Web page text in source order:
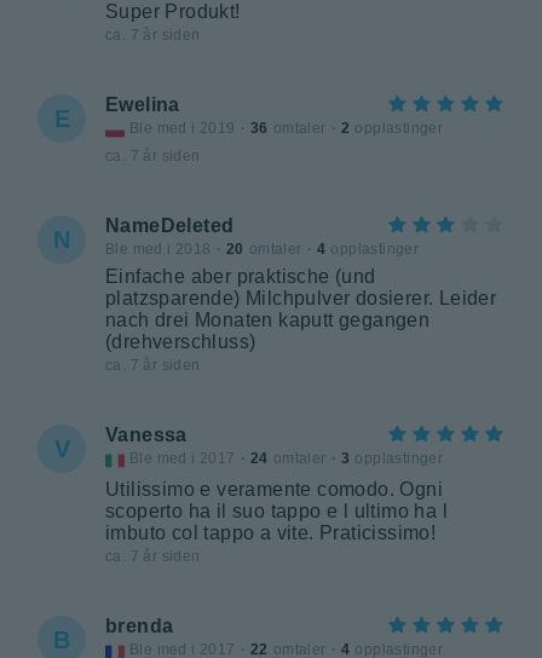
Super Produkt!
ca. 7 år siden
E
Ewelina
Ble med i 2019 · 36 omtaler · 2 opplastinger
ca. 7 år siden
N
NameDeleted
Ble med i 2018 · 20 omtaler · 4 opplastinger
Einfache aber praktische (und
platzsparende) Milchpulver dosierer. Leider
nach drei Monaten kaputt gegangen
(drehverschluss)
ca. 7 år siden
V
Vanessa
Ble med i 2017 · 24 omtaler · 3 opplastinger
Utilissimo e veramente comodo. Ogni
scoperto ha il suo tappo e l ultimo ha l
imbuto col tappo a vite. Praticissimo!
ca. 7 år siden
B
brenda
Ble med i 2017 · 22 omtaler · 4 opplastinger